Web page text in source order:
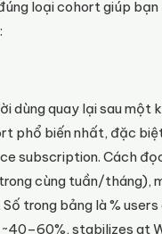
loại cohort giúp
dùng quay lại sau một
phổ biến nhất, đặc
subscription. Cách
cùng tuần/tháng),
trong bảng là % users
stabilizes at